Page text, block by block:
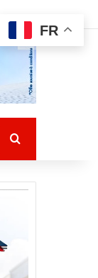
Rechercher
FR